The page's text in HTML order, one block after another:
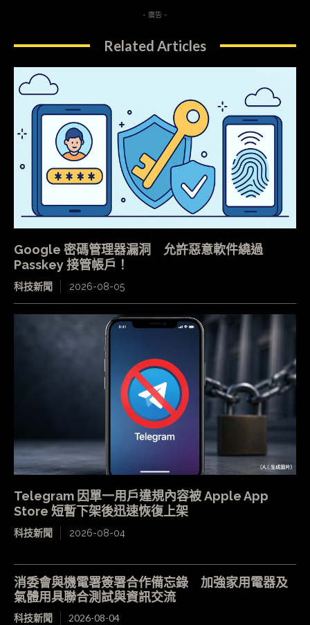
- 廣告 -
Related Articles
Google 密碼管理器漏洞 允許惡意軟件繞過
Passkey 接管帳戶！
科技新聞 2026-08-05
Telegram 因單一用戶違規內容被 Apple App
Store 短暫下架後迅速恢復上架
科技新聞 2026-08-04
消委會與機電署簽署合作備忘錄 加強家用電器及
氣體用具聯合測試與資訊交流
科技新聞 2026-08-04